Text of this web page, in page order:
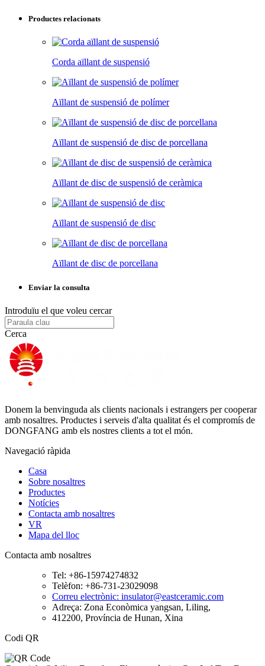
Productes relacionats
Corda aïllant de suspensió
Aïllant de suspensió de polímer
Aïllant de suspensió de disc de porcellana
Aïllant de disc de suspensió de ceràmica
Aïllant de suspensió de disc
Aïllant de disc de porcellana
Enviar la consulta
Introduïu el que voleu cercar
Cerca
Donem la benvinguda als clients nacionals i estrangers per cooperar
amb nosaltres. Productes i serveis d'alta qualitat és el compromís de
DONGFANG amb els nostres clients a tot el món.
Navegació ràpida
Casa
Sobre nosaltres
Productes
Notícies
Contacta amb nosaltres
VR
Mapa del lloc
Contacta amb nosaltres
Tel: +86-15974274832
Telèfon: +86-731-23029098
Correu electrònic: insulator@eastceramic.com
Adreça: Zona Econòmica yangsan, Liling,
412200, Província de Hunan, Xina
Codi QR